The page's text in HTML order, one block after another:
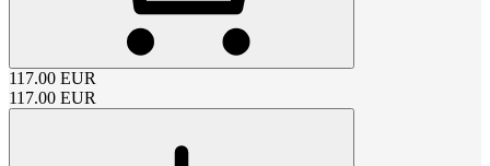
117.00 EUR
117.00 EUR